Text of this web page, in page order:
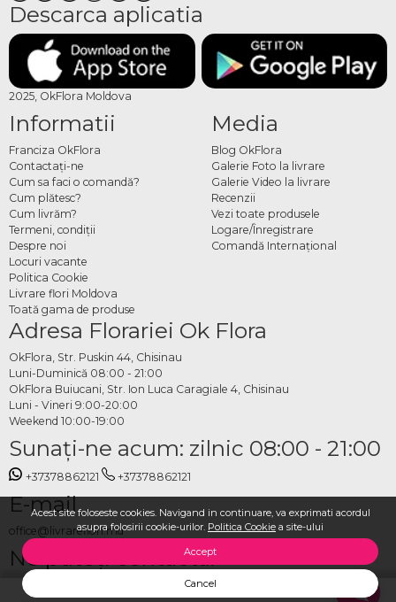
Acest site foloseste cookies. Navigand in continuare, va exprimati acordul
asupra folosirii cookie-urilor. Politica Cookie a site-ului
Accept
Cancel
Descarca aplicatia
2025, OkFlora Moldova
Informatii
Franciza OkFlora
Contactaţi-ne
Cum sa faci o comandă?
Cum plătesc?
Cum livrăm?
Termeni, condiţii
Despre noi
Locuri vacante
Politica Cookie
Livrare flori Moldova
Toată gama de produse
Media
Blog OkFlora
Galerie Foto la livrare
Galerie Video la livrare
Recenzii
Vezi toate produsele
Logare/Înregistrare
Comandă Internațional
Adresa Florariei Ok Flora
OkFlora, Str. Puskin 44, Chisinau
Luni-Duminică 08:00 - 21:00
OkFlora Buiucani, Str. Ion Luca Caragiale 4, Chisinau
Luni - Vineri 9:00-20:00
Weekend 10:00-19:00
Sunaţi-ne acum: zilnic 08:00 - 21:00
+37378862121 +37378862121
E-mail
office@livrareflori.md
Ne puteți contacta:
whatsapp